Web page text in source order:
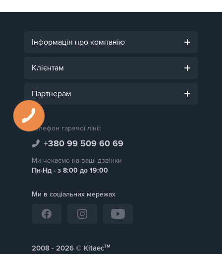
Інформація про компанію
Клієнтам
Партнерам
Телефон гарячої лінії:
+380 99 509 60 69
Ми чекаємо на ваші дзвінки
Пн-Нд - з 8:00 до 19:00
Ми в соціальних мережах
2008 - © Kitaecтм